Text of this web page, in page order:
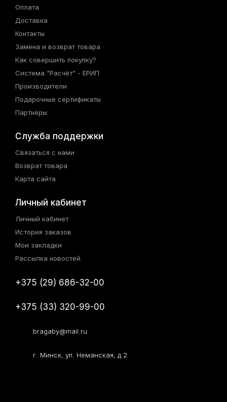
Оплата
Доставка
Контакты
Замена и возврат товара
Как совершить покупку?
Система "Расчёт" - ЕРИП
Производители
Подарочные сертификаты
Партнёры
Служба поддержки
Связаться с нами
Возврат товара
Карта сайта
Личный кабинет
Личный кабинет
История заказов
Мои закладки
Рассылка новостей
+375 (29) 686-32-00
+375 (33) 320-99-00
bragaby@mail.ru
г. Минск, ул. Неманская, д.2